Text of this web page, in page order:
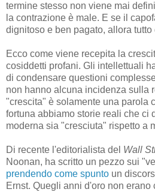
termine stesso non viene mai
la contrazione è male. E se il
dignitoso e ben pagato, allora tutto
Ecco come viene recepita la
cosiddetti profani. Gli intellettuali
di condensare questioni
non hanno alcuna incidenza sulla
"crescita" è solamente una parola
fortuna abbiamo storie reali che ci
moderna sia "cresciuta" rispetto a
Di recente l'editorialista del Wall
Noonan, ha scritto un pezzo sui
prendendo come spunto un
Ernst. Quegli anni d'oro non erano